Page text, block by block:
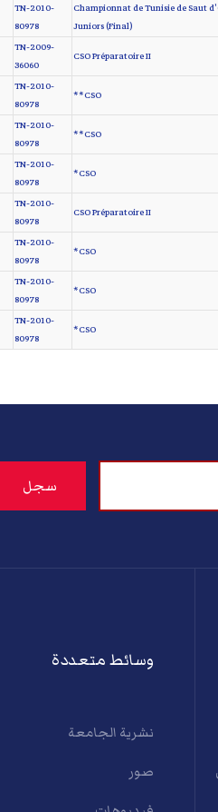
Championnat de Tunisie de Saut
Juniors (Final)
TN-2010-
80978
CSO Préparatoire II
TN-2009-
36060
CSO**
TN-2010-
80978
CSO**
TN-2010-
80978
CSO*
TN-2010-
80978
CSO Préparatoire II
TN-2010-
80978
CSO*
TN-2010-
80978
CSO*
TN-2010-
80978
CSO*
TN-2010-
80978
وسائط متعددة
نشرية الجامعة
صور